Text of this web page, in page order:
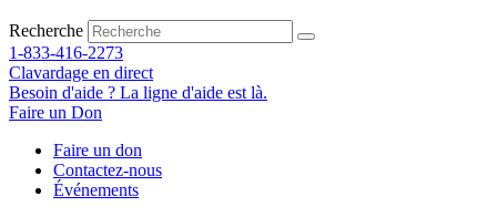
Recherche
1-833-416-2273
Clavardage en direct
Besoin d'aide ? La ligne d'aide est là.
Faire un Don
Faire un don
Contactez-nous
Événements